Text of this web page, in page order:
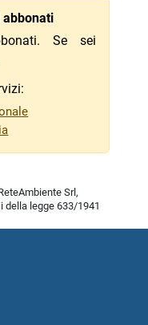
abbonati
Se sei
Srl,
della legge 633/1941